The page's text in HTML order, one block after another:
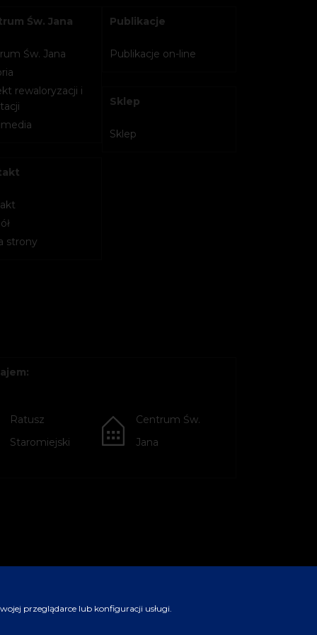
Św. Jana
Św. Jana
rewaloryzacji i
strony
Publikacje
Publikacje on-line
Sklep
Sklep
Ratusz
Staromiejski
Centrum Św.
Jana
przeglądarce lub konfiguracji usługi.